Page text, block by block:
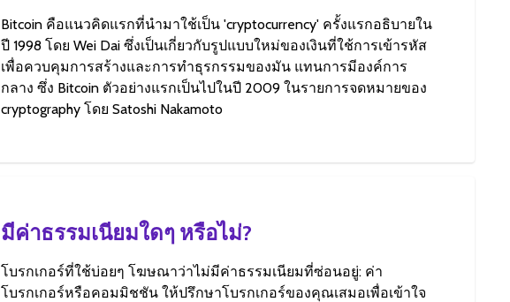
Bitcoin คือแนวคิดแรกที่นำมาใช้เป็น 'cryptocurrency' ครั้งแรกอธิบายใน
ปี 1998 โดย Wei Dai ซึ่งเป็นเกี่ยวกับรูปแบบใหม่ของเงินที่ใช้การเข้ารหัส
เพื่อควบคุมการสร้างและการทำธุรกรรมของมัน แทนการมีองค์การ
กลาง ซึ่ง Bitcoin ตัวอย่างแรกเป็นไปในปี 2009 ในรายการจดหมายของ
cryptography โดย Satoshi Nakamoto
มีค่าธรรมเนียมใดๆ หรือไม่?
โบรกเกอร์ที่ใช้บ่อยๆ โฆษณาว่าไม่มีค่าธรรมเนียมที่ซ่อนอยู่: ค่า
โบรกเกอร์หรือคอมมิชชัน ให้ปรึกษาโบรกเกอร์ของคุณเสมอเพื่อเข้าใจ